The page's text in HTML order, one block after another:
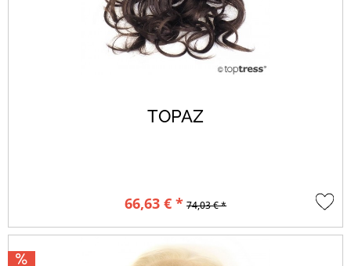
TOPAZ
66,63 € * 74,03 € *